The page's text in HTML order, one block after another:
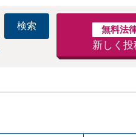
検索 無料法
新しく投